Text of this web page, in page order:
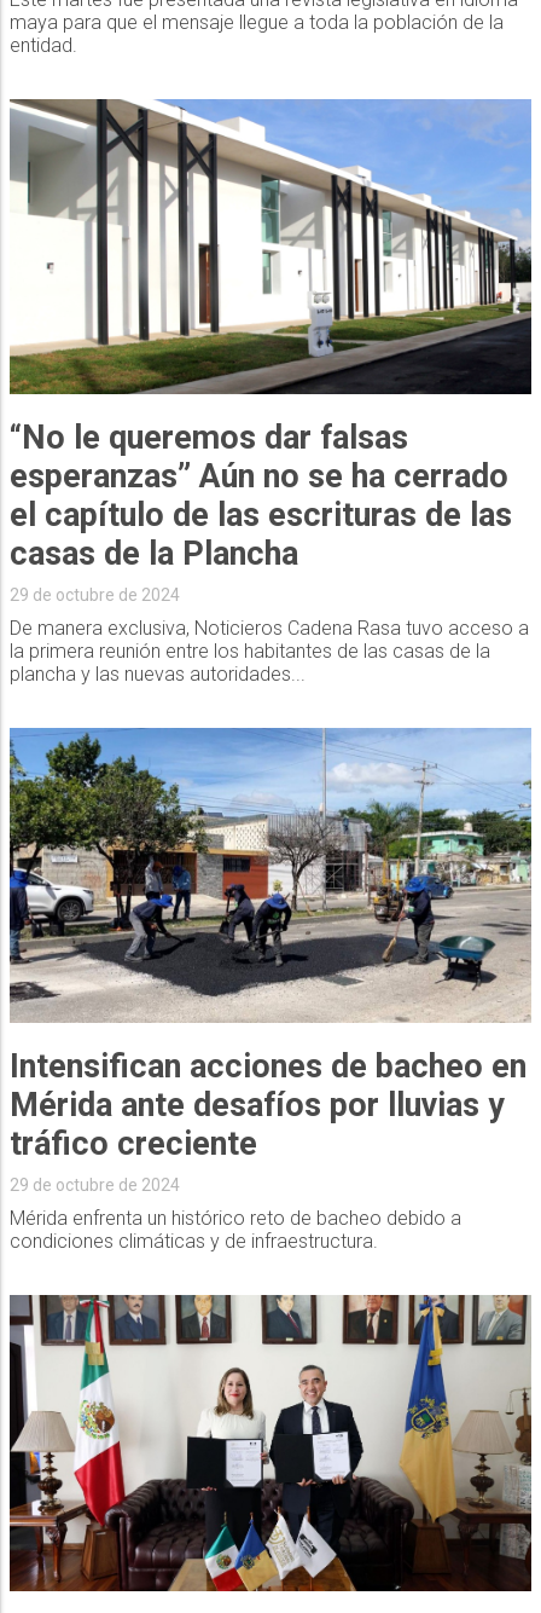
maya para que el mensaje llegue a toda la población de la
entidad.
“No le queremos dar falsas
esperanzas” Aún no se ha cerrado
el capítulo de las escrituras de las
casas de la Plancha
29 de octubre de 2024
De manera exclusiva, Noticieros Cadena Rasa tuvo acceso a
la primera reunión entre los habitantes de las casas de la
plancha y las nuevas autoridades...
Intensifican acciones de bacheo en
Mérida ante desafíos por lluvias y
tráfico creciente
29 de octubre de 2024
Mérida enfrenta un histórico reto de bacheo debido a
condiciones climáticas y de infraestructura.